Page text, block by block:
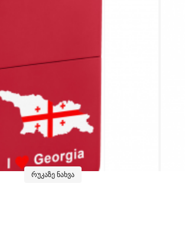
რუკაზე ნახვა